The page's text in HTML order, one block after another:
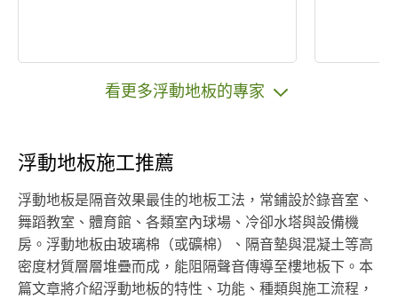
看更多浮動地板的專家
浮動地板施工推薦
浮動地板是隔音效果最佳的地板工法，常鋪設於錄音室、
舞蹈教室、體育館、各類室內球場、冷卻水塔與設備機
房。浮動地板由玻璃棉（或礦棉）、隔音墊與混凝土等高
密度材質層層堆疊而成，能阻隔聲音傳導至樓地板下。本
篇文章將介紹浮動地板的特性、功能、種類與施工流程，